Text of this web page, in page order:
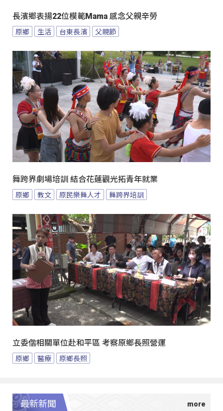
長濱鄉表揚22位模範Mama 感念父親辛勞
原鄉 生活 台東長濱 父親節
舞跨界劇場培訓 結合花蓮觀光拓青年就業
原鄉 教文 原民樂舞人才 舞跨界培訓
立委偕相關單位赴和平區 考察原鄉長照營運
原鄉 醫療 原鄉長照
最新新聞